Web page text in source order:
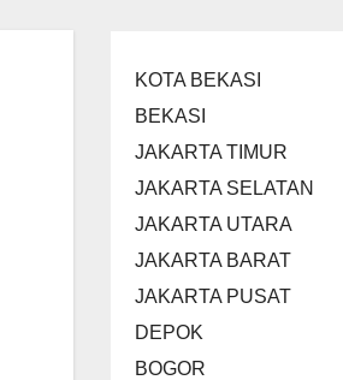
KOTA BEKASI
BEKASI
JAKARTA TIMUR
JAKARTA SELATAN
JAKARTA UTARA
JAKARTA BARAT
JAKARTA PUSAT
DEPOK
BOGOR